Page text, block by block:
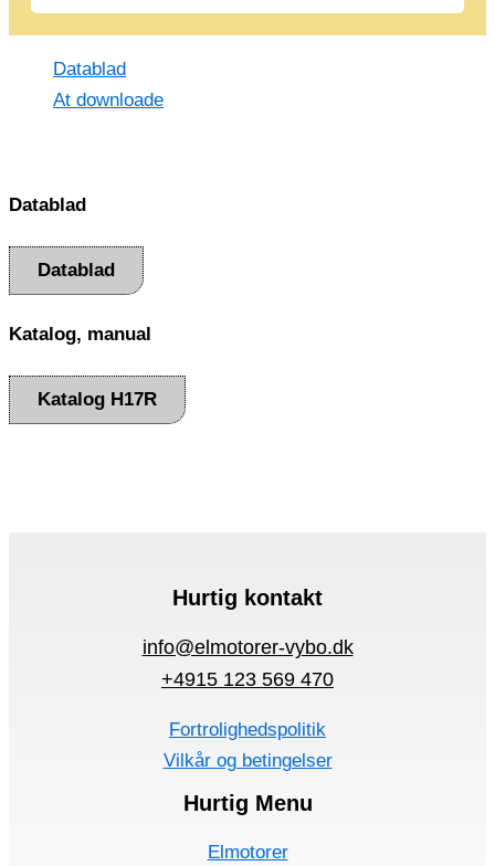
Datablad
At downloade
Datablad
Datablad
Katalog, manual
Katalog H17R
Hurtig kontakt
info@elmotorer-vybo.dk
+4915 123 569 470
Fortrolighedspolitik
Vilkår og betingelser
Hurtig Menu
Elmotorer